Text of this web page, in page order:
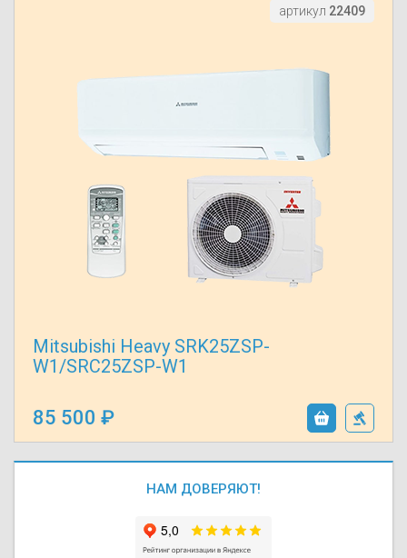
артикул 22409
Mitsubishi Heavy SRK25ZSP-
W1/SRC25ZSP-W1
85 500
НАМ ДОВЕРЯЮТ!